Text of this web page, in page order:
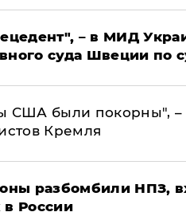
– в МИД
суда Швеции по
США были покорны",
Кремля
разбомбили НПЗ,
России